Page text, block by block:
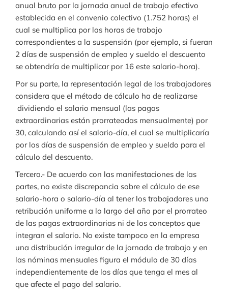
anual bruto por la jornada anual de trabajo efectivo
establecida en el convenio colectivo (1.752 horas) el
cual se multiplica por las horas de trabajo
correspondientes a la suspensión (por ejemplo, si fueran
2 días de suspensión de empleo y sueldo el descuento
se obtendría de multiplicar por 16 este salario-hora).
Por su parte, la representación legal de los trabajadores
considera que el método de cálculo ha de realizarse
dividiendo el salario mensual (las pagas
extraordinarias están prorrateadas mensualmente) por
30, calculando así el salario-día, el cual se multiplicaría
por los días de suspensión de empleo y sueldo para el
cálculo del descuento.
Tercero.- De acuerdo con las manifestaciones de las
partes, no existe discrepancia sobre el cálculo de ese
salario-hora o salario-día al tener los trabajadores una
retribución uniforme a lo largo del año por el prorrateo
de las pagas extraordinarias ni de los conceptos que
integran el salario. No existe tampoco en la empresa
una distribución irregular de la jornada de trabajo y en
las nóminas mensuales figura el módulo de 30 días
independientemente de los días que tenga el mes al
que afecte el pago del salario.